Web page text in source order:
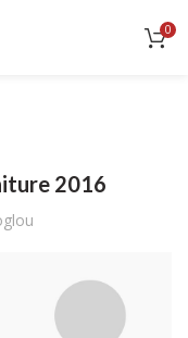
0
2016